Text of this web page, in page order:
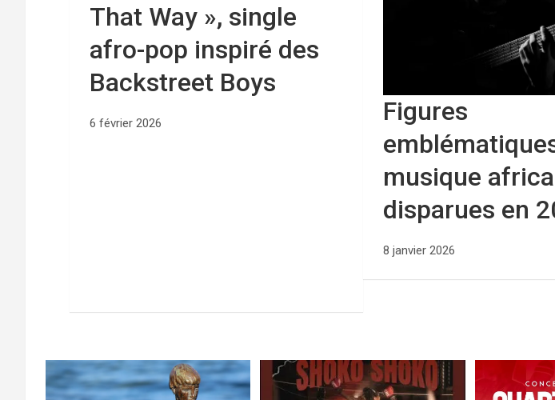
That Way », single
afro-pop inspiré des
Backstreet Boys
6 février 2026
Figures
musique
disparues en
8 janvier 2026